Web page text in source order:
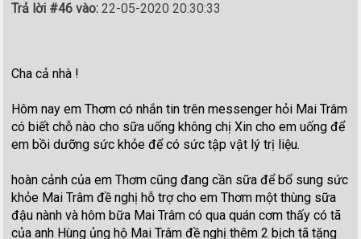
Trả lời #46 vào: 22-05-2020 20:30:33
Cha cả nhà !
Hôm nay em Thơm có nhắn tin trên messenger hỏi Mai Trâm
có biết chỗ nào cho sữa uống không chị Xin cho em uống để
em bồi dưỡng sức khỏe để có sức tập vật lý trị liệu.
hoàn cảnh của em Thơm cũng đang cần sữa để bổ sung sức
khỏe Mai Trâm đề nghị hỗ trợ cho em Thơm một thùng sữa
đậu nành và hôm bữa Mai Trâm có qua quán cơm thấy có tã
của anh Hùng ủng hộ Mai Trâm đề nghị thêm 2 bịch tã tặng